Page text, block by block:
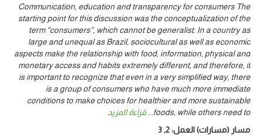
Communication, education and transparency for consumers The
starting point for this discussion was the conceptualization of the
term “consumers”, which cannot be generalist. In a country as
large and unequal as Brazil, sociocultural as well as economic
aspects make the relationship with food, information, physical and
monetary access and habits extremely different, and therefore, it
is important to recognize that even in a very simplified way, there
is a group of consumers who have much more immediate
conditions to make choices for healthier and more sustainable
foods, while others need to
... قراءة المزيد
مسار (مسارات) العمل:2
,
3